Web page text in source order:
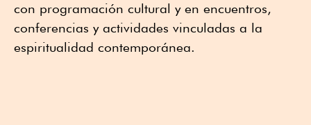
con programación cultural y en encuentros,
conferencias y actividades vinculadas a la
espiritualidad contemporánea.